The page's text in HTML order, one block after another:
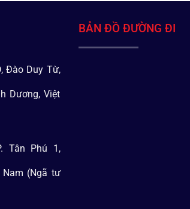
Đào Duy Từ,
Dương, Việt
Tân Phú 1,
Nam (Ngã tư
BẢN ĐỒ ĐƯỜNG ĐI